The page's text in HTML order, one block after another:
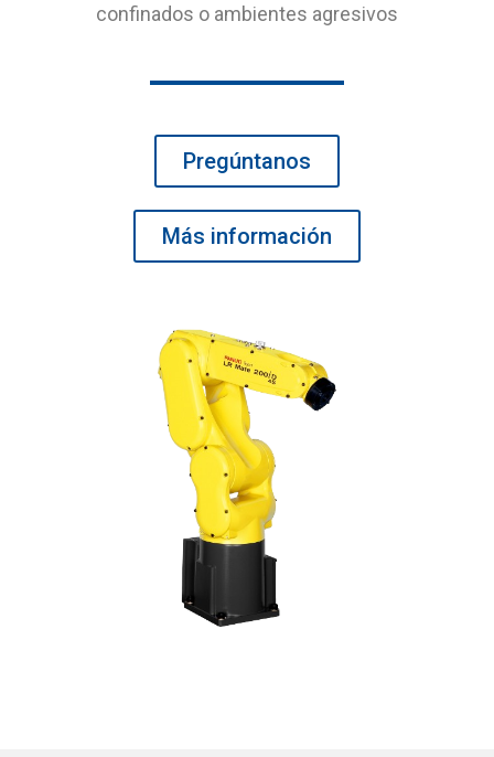
confinados o ambientes agresivos
Pregúntanos
Más información